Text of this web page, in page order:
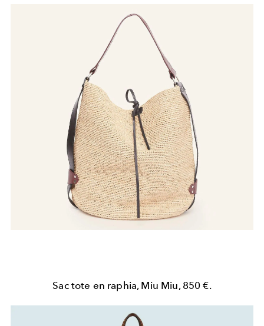
Sac tote en raphia, Miu Miu, 850 €.